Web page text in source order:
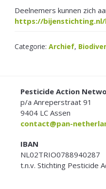
Deelnemers kunnen zich
https://
Categorie: Archief,
FOOTERPesticide Action
p/a Anreperstraat 91
9404 LC Assen
contact@pan-
IBAN
NL02TRIO0788940287
t.n.v. Stichting Pesticide